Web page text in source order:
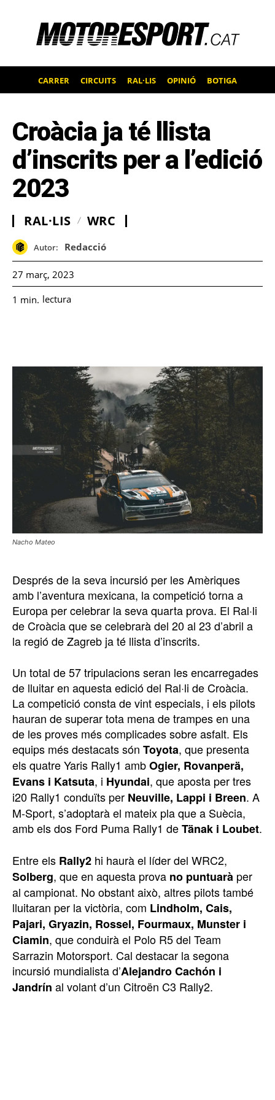
CARRER CIRCUITS RAL·LIS OPINIÓ BOTIGA
Croàcia ja té llista
d’inscrits per a l’edició
2023
RAL·LIS WRC
Autor: Redacció
27 març, 2023
1 min. lectura
Nacho Mateo
Després de la seva incursió per les Amèriques
amb l’aventura mexicana, la competició torna a
Europa per celebrar la seva quarta prova. El Ral·li
de Croàcia que se celebrarà del 20 al 23 d’abril a
la regió de Zagreb ja té llista d’inscrits.
Un total de 57 tripulacions seran les encarregades
de lluitar en aquesta edició del Ral·li de Croàcia.
La competició consta de vint especials, i els pilots
hauran de superar tota mena de trampes en una
de les proves més complicades sobre asfalt. Els
equips més destacats són Toyota, que presenta
els quatre Yaris Rally1 ambOgier, Rovanperä,
Evans i Katsuta, i Hyundai, que aposta per tres
i20 Rally1 conduïts per Neuville, Lappi i Breen. A
M-Sport, s’adoptarà el mateix pla que a Suècia,
amb els dos Ford Puma Rally1 deTänak i Loubet.
Entre els Rally2 hi haurà el líder del WRC2,
Solberg, que en aquesta prova no puntuarà per
al campionat. No obstant això, altres pilots també
lluitaran per la victòria, com Lindholm, Cais,
Pajari, Gryazin, Rossel, Fourmaux, Munster i
Ciamin, que conduirà el Polo R5 del Team
Sarrazin Motorsport. Cal destacar la segona
incursió mundialista d’Alejandro Cachón i
Jandrín al volant d’un Citroën C3 Rally2.